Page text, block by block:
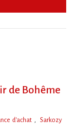
de Bohême
d'achat
Sarkozy